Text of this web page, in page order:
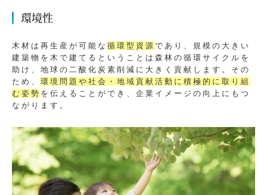
環境性
木材は再生産が可能な 循環型資源 であり、規模の大きい
建築物を木で建てるということは森林の循環サイクルを
助け、地球の二酸化炭素削減に大きく貢献します。その
ため、 環境問題や社会・地域貢献活動に積極的に取り組
む姿勢 を伝えることができ、企業イメージの向上にもつ
ながります。